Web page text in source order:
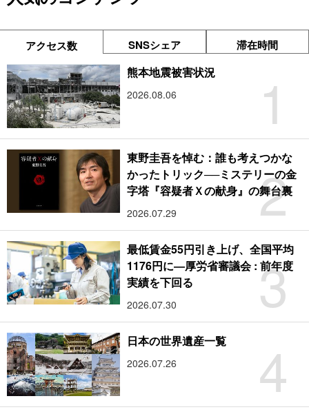
アクセス数 SNSシェア 滞在時間
1
熊本地震被害状況
2026.08.06
2
東野圭吾を悼む：誰も考えつかな
かったトリック──ミステリーの金
字塔『容疑者Ｘの献身』の舞台裏
2026.07.29
3
最低賃金55円引き上げ、全国平均
1176円に―厚労省審議会 : 前年度
実績を下回る
2026.07.30
4
日本の世界遺産一覧
2026.07.26